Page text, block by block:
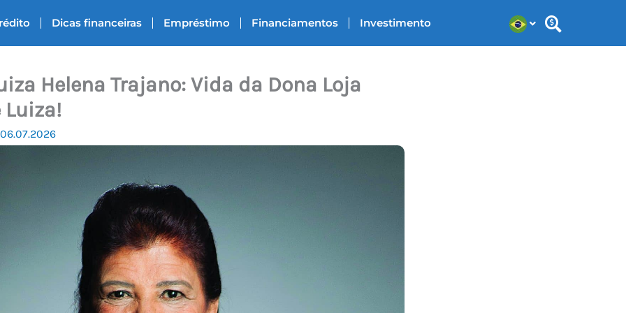
Dicas financeiras Empréstimo Financiamentos Investimento
Helena Trajano: Vida da Dona Loja
Luiza!
06.07.2026